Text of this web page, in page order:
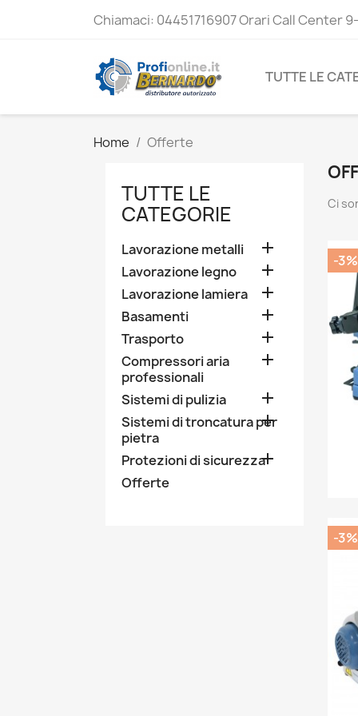
Chiamaci: 04451716907 Orari Call Center
TUTTE LE
Home Offerte
TUTTE LE
CATEGORIE
Lavorazione metalli 
Lavorazione legno 
Lavorazione lamiera 
Basamenti 
Trasporto 
Compressori aria
professionali

Sistemi di pulizia 
Sistemi di troncatura per
pietra

Protezioni di sicurezza
Offerte
Ci
-3%
-3%